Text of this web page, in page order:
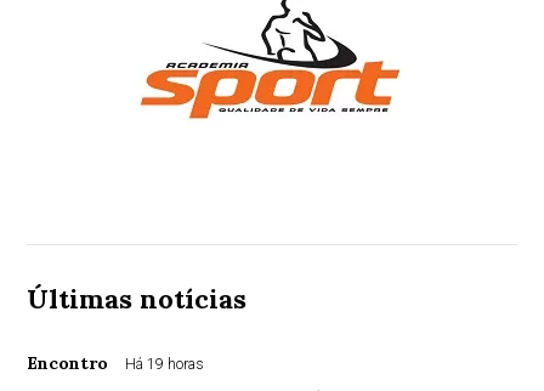
Últimas notícias
Encontro Há 19 horas